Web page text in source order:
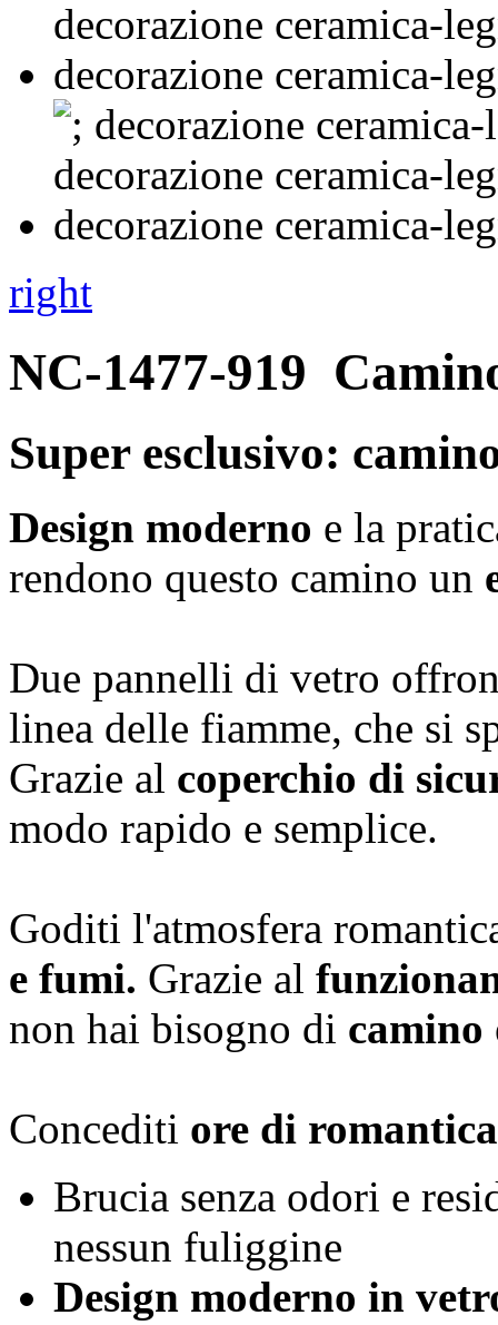
right
NC-1477-919
Super esclusivo:
Design moderno e la
rendono questo camino un
Due pannelli di vetro
linea delle fiamme, che si
Grazie al coperchio di
modo rapido e semplice.
Goditi l'atmosfera
e fumi. Grazie al
non hai bisogno di camino
Concediti ore di
Brucia senza odori e
nessun fuliggine
Design moderno in